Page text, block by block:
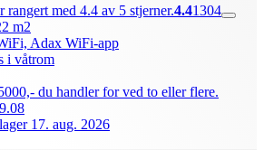
rangert med 4.4 av 5 stjerner.4.41304
m2
Adax WiFi-app
i våtrom
du handler for ved to eller flere.
17. aug. 2026